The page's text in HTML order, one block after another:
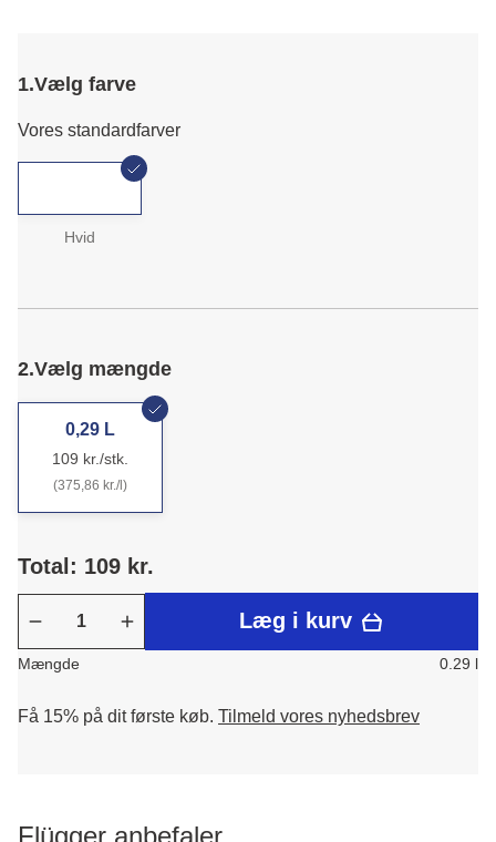
1.Vælg farve
Vores standardfarver
Hvid
2.Vælg mængde
0,29 L
109 kr./stk.
(375,86 kr./l)
Total: 109 kr.
Læg i kurv
Mængde 0.29 l
Få 15% på dit første køb. Tilmeld vores nyhedsbrev
Flügger anbefaler